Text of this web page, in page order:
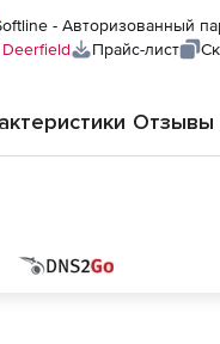
- Авторизованный
Deerfield Прайс-лист
Отзывы